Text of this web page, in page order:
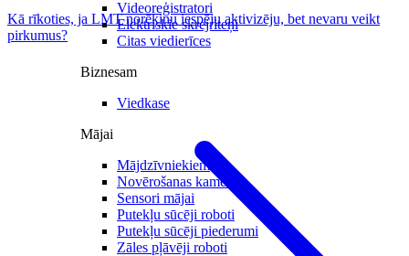
Videoreģistratori
Elektriskie skrejriteņi
Citas viedierīces
Biznesam
Viedkase
Mājai
Mājdzīvniekiem
Novērošanas kameras
Sensori mājai
Putekļu sūcēji roboti
Putekļu sūcēji piederumi
Zāles pļāvēji roboti
Kā rīkoties, ja LMT norēķinu iespēju aktivizēju, bet nevaru veikt
pirkumus?